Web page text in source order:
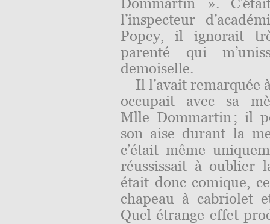
Dommartin ».
l’inspecteur
Popey, il ignorait
parenté qui
demoiselle.
Il l’avait remarquée
occupait avec sa
Mlle Dommartin ; il
son aise durant la
c’était même
réussissait à oublier
était donc comique,
chapeau à cabriolet
Quel étrange effet